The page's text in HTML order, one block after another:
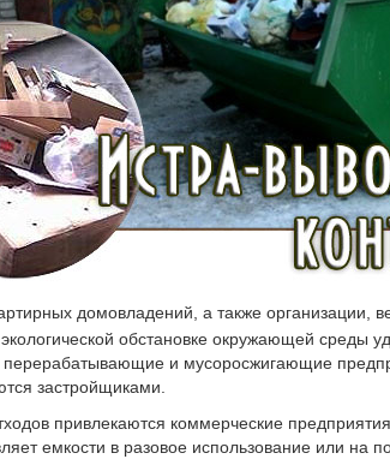
домовладений, а также
обстановке окружающей
перерабатывающие и мусоросжигающие
застройщиками.
привлекаются коммерческие
емкости в разовое использование или на